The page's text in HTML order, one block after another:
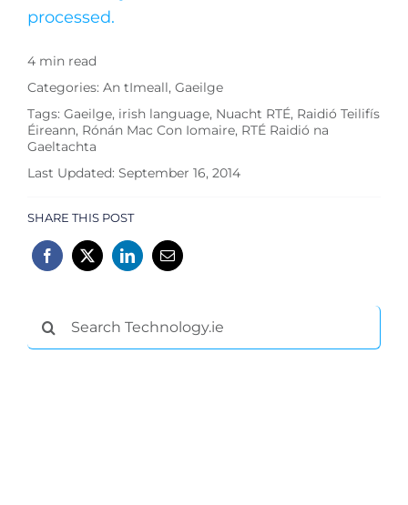
processed.
4 min read
Categories: An tImeall, Gaeilge
Tags: Gaeilge, irish language, Nuacht RTÉ, Raidió Teilifís
Éireann, Rónán Mac Con Iomaire, RTÉ Raidió na
Gaeltachta
Last Updated: September 16, 2014
SHARE THIS POST
Search
for: